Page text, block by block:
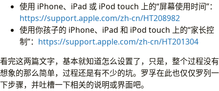
使用 iPhone、iPad 或 iPod touch 上的“屏幕使用时间”：
https://support.apple.com/zh-cn/HT208982
使用你孩子的 iPhone、iPad 和 iPod touch 上的“家长控
制”： https://support.apple.com/zh-cn/HT201304
看完这两篇文字，基本就知道怎么设置了，只是，整个过程没有
想象的那么简单，过程还是有不少的坑。罗孚在此也仅仅罗列一
下步骤，并吐槽一下相关的说明或界面吧。